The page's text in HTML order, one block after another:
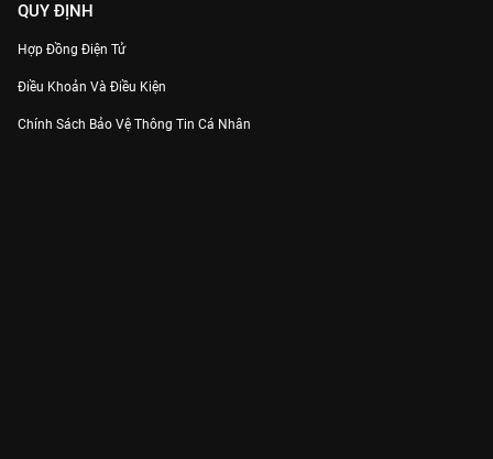
QUY ĐỊNH
Hợp Đồng Điện Tử
Điều Khoản Và Điều Kiện
Chính Sách Bảo Vệ Thông Tin Cá Nhân